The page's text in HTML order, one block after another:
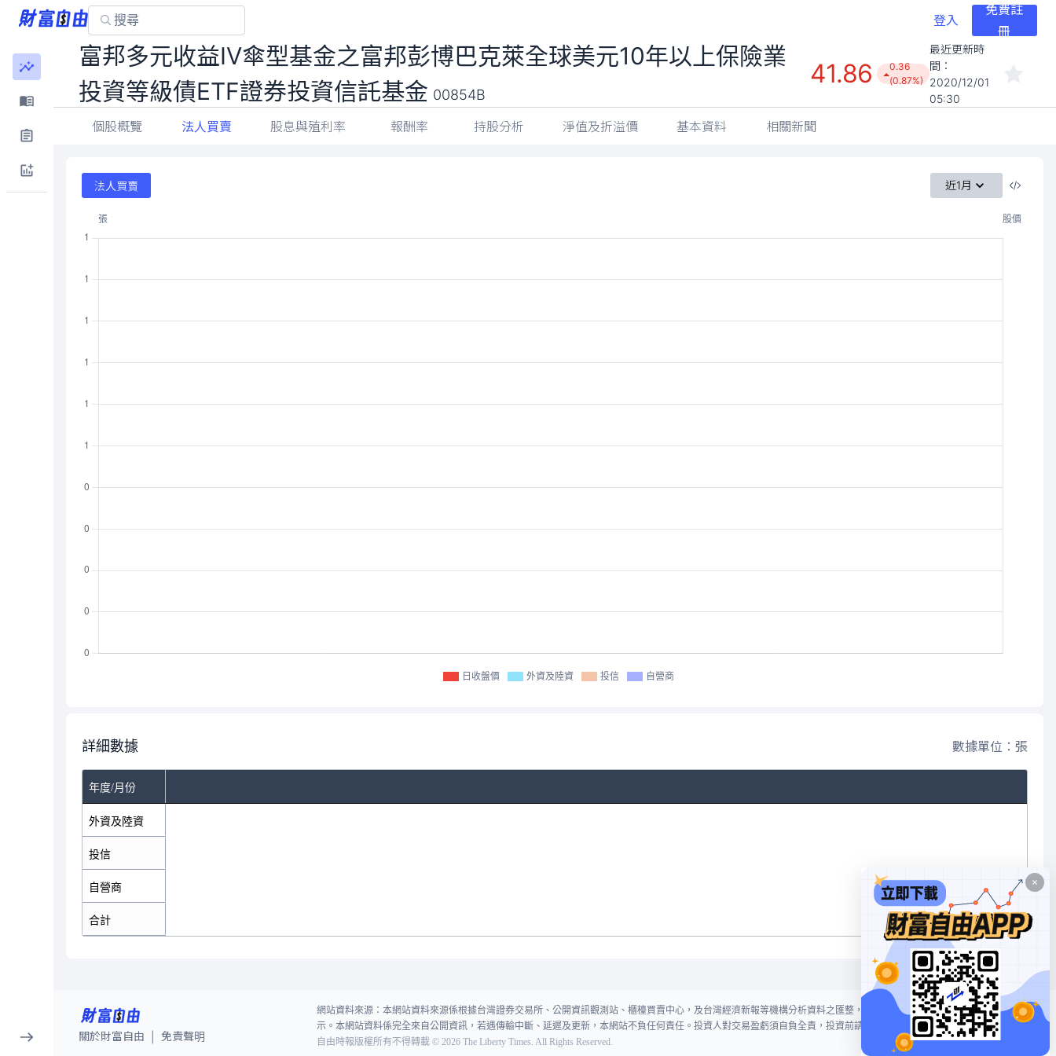
登入
免費註
冊
富邦多元收益IV傘型基金之富邦彭博巴克萊全球美元10年以上保險業
投資等級債ETF證券投資信託基金 00854B
41.86
0.36
(0.87%)
最近更新時
間：
2020/12/01
05:30
個股概覽 法人買賣 股息與殖利率 報酬率 持股分析 淨值及折溢價 基本資料 相關新聞
法人買賣 近1月
日收盤價 外資及陸資 投信 自營商
詳細數據 數據單位：張
年度/月份
外資及陸資
投信
自營商
合計
關於財富自由 免責聲明
網站資料來源：本網站資料來源係根據台灣證券交易所、公開資訊觀測站、櫃檯買賣中心，及台灣經濟新報等機構分析資料之匯整，本網站對投資人買賣不作任何建議或暗
示。本網站資料係完全來自公開資訊，若遇傳輸中斷、延遲及更新，本網站不負任何責任。投資人對交易盈虧須自負全責，投資前請謹慎評估風險。
自由時報版權所有不得轉載 © 2026 The Liberty Times. All Rights Reserved.